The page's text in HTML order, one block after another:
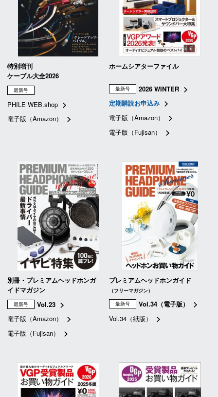
特別増刊
ケーブル大全2026
最新号
PHILE WEB.shop
電子版（Amazon）
ホームシアターファイル
最新号
2026 WINTER
定期購読お申込み
電子版（Amazon）
電子版（Fujisan）
別冊・プレミアムヘッドホンガ
イドマガジン
最新号
Vol.23
電子版（Amazon）
電子版（Fujisan）
プレミアムヘッドホンガイド
（フリーマガジン）
最新号
Vol.34（電子版）
Vol.34（紙版）